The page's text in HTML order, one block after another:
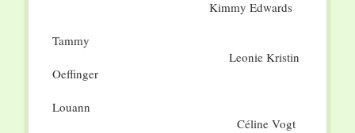
Kimmy Edwards
Tammy
Leonie Kristin
Oeffinger
Louann
Céline Vogt